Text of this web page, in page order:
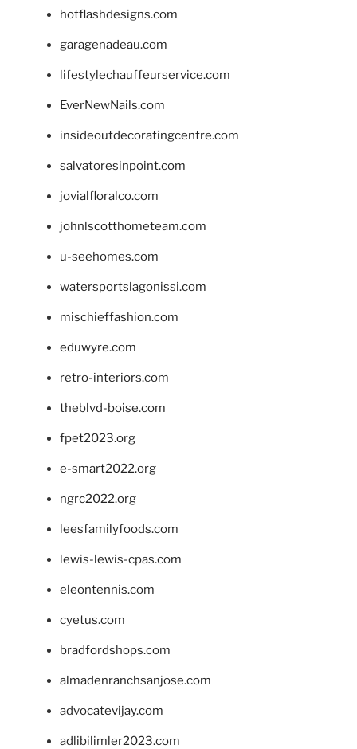
hotflashdesigns.com
garagenadeau.com
lifestylechauffeurservice.com
EverNewNails.com
insideoutdecoratingcentre.com
salvatoresinpoint.com
jovialfloralco.com
johnlscotthometeam.com
u-seehomes.com
watersportslagonissi.com
mischieffashion.com
eduwyre.com
retro-interiors.com
theblvd-boise.com
fpet2023.org
e-smart2022.org
ngrc2022.org
leesfamilyfoods.com
lewis-lewis-cpas.com
eleontennis.com
cyetus.com
bradfordshops.com
almadenranchsanjose.com
advocatevijay.com
adlibilimler2023.com